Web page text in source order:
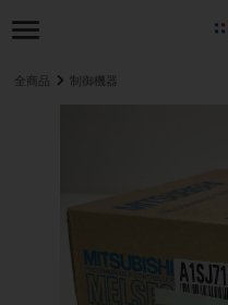
全商品 制御機器